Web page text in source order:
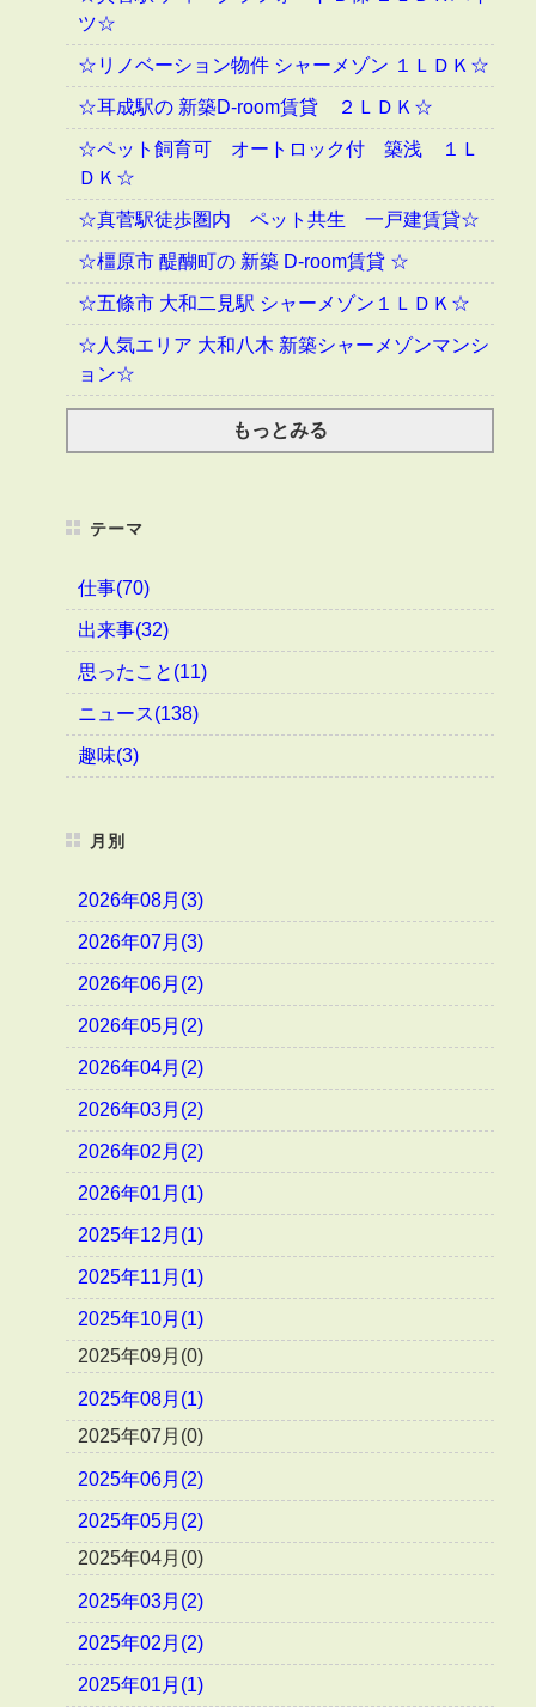
ツ☆
☆リノベーション物件 シャーメゾン １ＬＤＫ☆
☆耳成駅の 新築D-room賃貸 ２ＬＤＫ☆
☆ペット飼育可 オートロック付 築浅 １Ｌ
ＤＫ☆
☆真菅駅徒歩圏内 ペット共生 一戸建賃貸☆
☆橿原市 醍醐町の 新築 D-room賃貸 ☆
☆五條市 大和二見駅 シャーメゾン１ＬＤＫ☆
☆人気エリア 大和八木 新築シャーメゾンマンシ
ョン☆
もっとみる
テーマ
仕事(70)
出来事(32)
思ったこと(11)
ニュース(138)
趣味(3)
月別
2026年08月(3)
2026年07月(3)
2026年06月(2)
2026年05月(2)
2026年04月(2)
2026年03月(2)
2026年02月(2)
2026年01月(1)
2025年12月(1)
2025年11月(1)
2025年10月(1)
2025年09月(0)
2025年08月(1)
2025年07月(0)
2025年06月(2)
2025年05月(2)
2025年04月(0)
2025年03月(2)
2025年02月(2)
2025年01月(1)